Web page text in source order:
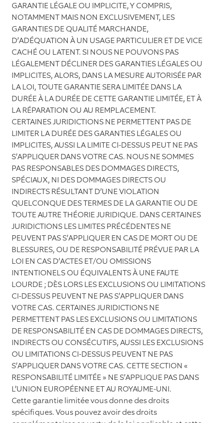
GARANTIE LÉGALE OU IMPLICITE, Y COMPRIS,
NOTAMMENT MAIS NON EXCLUSIVEMENT, LES
GARANTIES DE QUALITÉ MARCHANDE,
D’ADÉQUATION À UN USAGE PARTICULIER ET DE VICE
CACHÉ OU LATENT. SI NOUS NE POUVONS PAS
LÉGALEMENT DÉCLINER DES GARANTIES LÉGALES OU
IMPLICITES, ALORS, DANS LA MESURE AUTORISÉE PAR
LA LOI, TOUTE GARANTIE SERA LIMITÉE DANS LA
DURÉE À LA DURÉE DE CETTE GARANTIE LIMITÉE, ET À
LA RÉPARATION OU AU REMPLACEMENT.
CERTAINES JURIDICTIONS NE PERMETTENT PAS DE
LIMITER LA DURÉE DES GARANTIES LÉGALES OU
IMPLICITES, AUSSI LA LIMITE CI-DESSUS PEUT NE PAS
S’APPLIQUER DANS VOTRE CAS. NOUS NE SOMMES
PAS RESPONSABLES DES DOMMAGES DIRECTS,
SPÉCIAUX, NI DES DOMMAGES DIRECTS OU
INDIRECTS RÉSULTANT D’UNE VIOLATION
QUELCONQUE DES TERMES DE LA GARANTIE OU DE
TOUTE AUTRE THÉORIE JURIDIQUE. DANS CERTAINES
JURIDICTIONS LES LIMITES PRÉCÉDENTES NE
PEUVENT PAS S’APPLIQUER EN CAS DE MORT OU DE
BLESSURES, OU DE RESPONSABILITÉ PRÉVUE PAR LA
LOI EN CAS D’ACTES ET/OU OMISSIONS
INTENTIONELS OU ÉQUIVALENTS À UNE FAUTE
LOURDE ; DÈS LORS LES EXCLUSIONS OU LIMITATIONS
CI-DESSUS PEUVENT NE PAS S’APPLIQUER DANS
VOTRE CAS. CERTAINES JURIDICTIONS NE
PERMETTENT PAS LES EXCLUSIONS OU LIMITATIONS
DE RESPONSABILITÉ EN CAS DE DOMMAGES DIRECTS,
INDIRECTS OU CONSÉCUTIFS, AUSSI LES EXCLUSIONS
OU LIMITATIONS CI-DESSUS PEUVENT NE PAS
S’APPLIQUER DANS VOTRE CAS. CETTE SECTION «
RESPONSABILITÉ LIMITÉE » NE S’APPLIQUE PAS DANS
L’UNION EUROPÉENNE ET AU ROYAUME-UNI.
Cette garantie limitée vous donne des droits
spéciﬁques. Vous pouvez avoir des droits